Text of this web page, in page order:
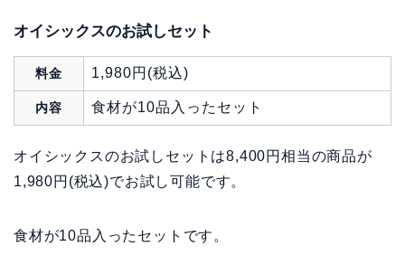
オイシックスのお試しセット
料金 1,980円(税込)
内容 食材が10品入ったセット
オイシックスのお試しセットは8,400円相当の商品が
1,980円(税込)でお試し可能です。
食材が10品入ったセットです。